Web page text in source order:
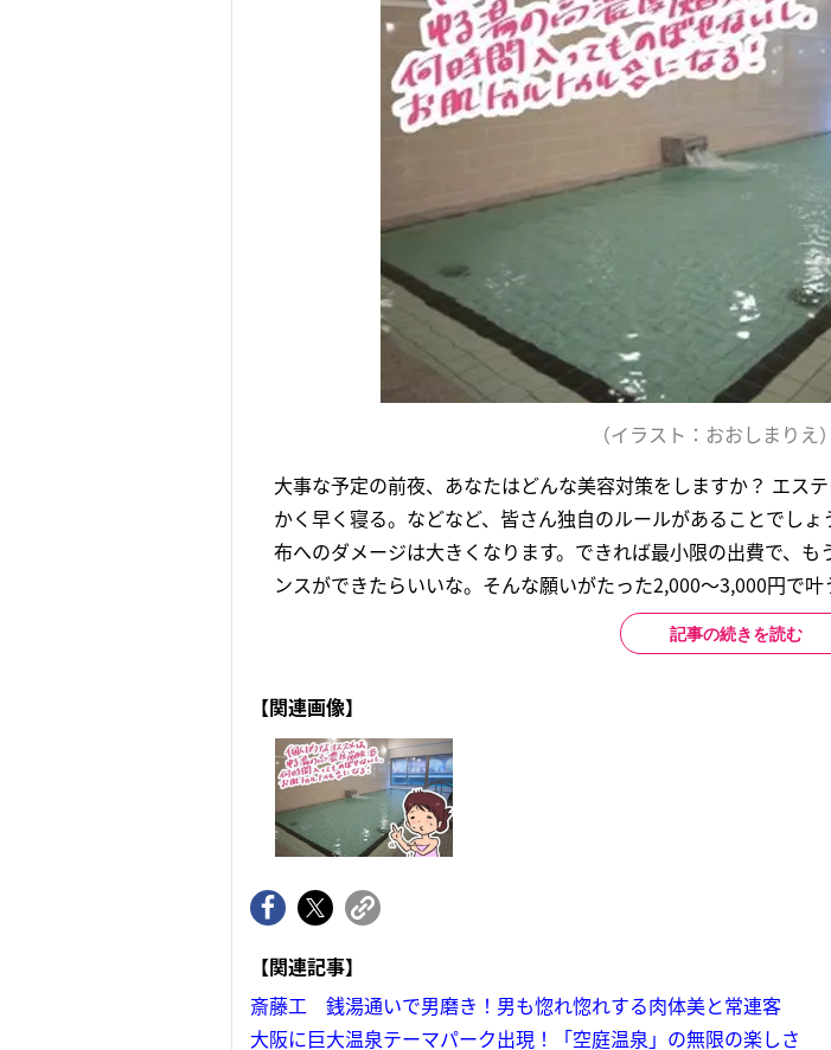
（イラスト：おおしまりえ）
大事な予定の前夜、あなたはどんな美容対策をしますか？ エス
かく早く寝る。などなど、皆さん独自のルールがあることでし
布へのダメージは大きくなります。できれば最小限の出費で、
ンスができたらいいな。そんな願いがたった2,000～3,000円で
記事の続きを読む
【関連画像】
【関連記事】
斎藤工 銭湯通いで男磨き！男も惚れ惚れする肉体美と常連客
大阪に巨大温泉テーマパーク出現！「空庭温泉」の無限の楽しさ